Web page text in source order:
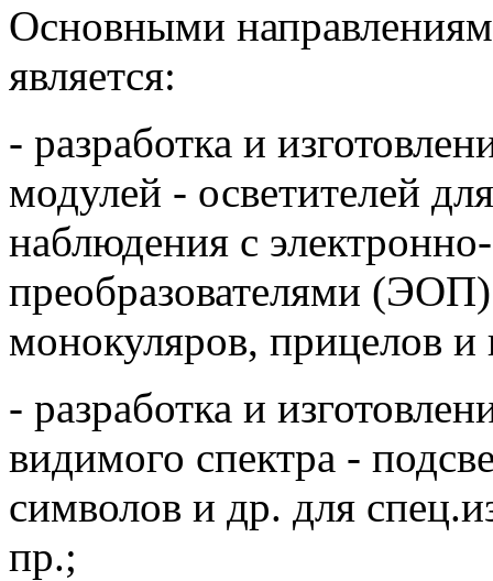
Основными
является:
- разработка и
модулей - осветителей
наблюдения с
преобразователями
монокуляров, прицелов и
- разработка и
видимого спектра -
символов и др. для
пр.;